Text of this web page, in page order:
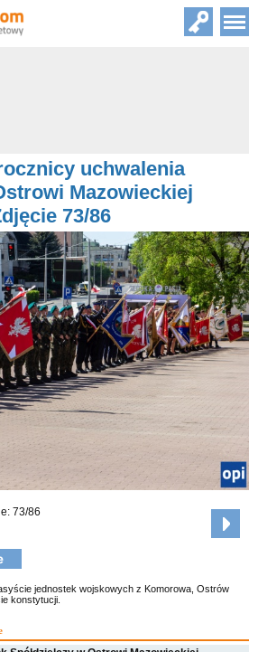
uchwalenia
Mazowieckiej
73/86
73/86
jednostek wojskowych z Komorowa, Ostrów
konstytucji.